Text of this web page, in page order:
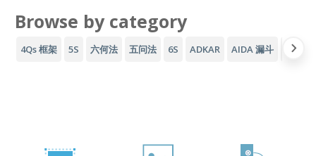
Browse by category
4Qs 框架 5S 六何法 五问法 6S ADKAR AIDA 漏斗 AWS